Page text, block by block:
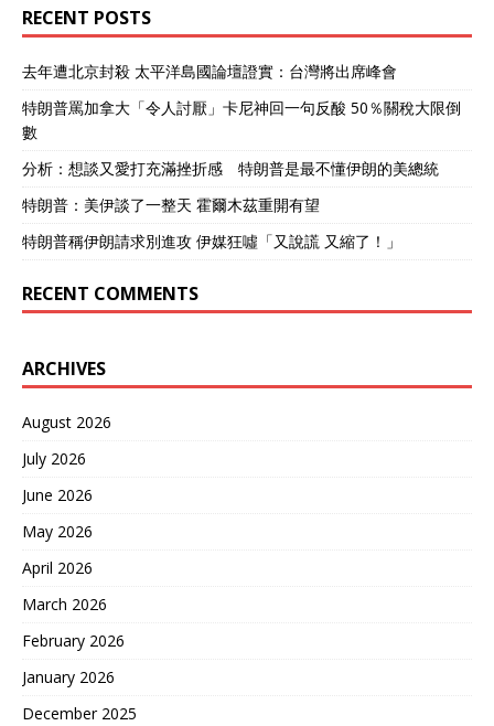
RECENT POSTS
去年遭北京封殺 太平洋島國論壇證實：台灣將出席峰會
特朗普罵加拿大「令人討厭」卡尼神回一句反酸 50％關稅大限倒
數
分析：想談又愛打充滿挫折感 特朗普是最不懂伊朗的美總統
特朗普：美伊談了一整天 霍爾木茲重開有望
特朗普稱伊朗請求別進攻 伊媒狂噓「又說謊 又縮了！」
RECENT COMMENTS
ARCHIVES
August 2026
July 2026
June 2026
May 2026
April 2026
March 2026
February 2026
January 2026
December 2025